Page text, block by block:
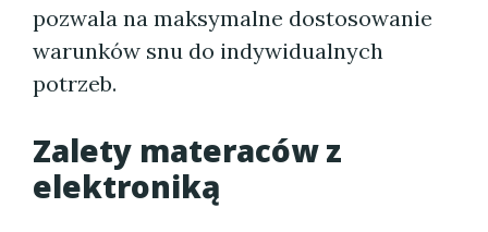
pozwala na maksymalne dostosowanie
warunków snu do indywidualnych
potrzeb.
Zalety materaców z
elektroniką